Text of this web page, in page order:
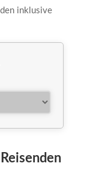
inklusive